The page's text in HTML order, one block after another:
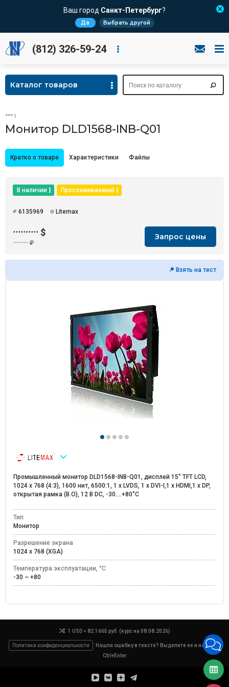
Ваш город Санкт-Петербург?
Да Выбрать другой
(812) 326-59-24
Каталог товаров
Монитор DLD1568-INB-Q01
Кратко о товаре Характеристики Файлы
В наличии Прослеживаемый
6135969 Litemax
·········· $
·········· ₽
Запрос цены
Взять на тест
Промышленный монитор DLD1568-INB-Q01, дисплей 15" TFT LCD,
1024 х 768 (4:3), 1600 нит, 6500:1, 1 х LVDS, 1 х DVI-I,1 х HDMI,1 х DP,
открытая рамка (В.О), 12 В DC, -30....+80˚C
Тип
Монитор
Разрешение экрана
1024 x 768 (XGA)
Температура эксплуатации, °C
-30 ~ +80
1 USD = 82.1665 руб. (курс на 08.08.2026)
Политика конфиденциальности
Нашли ошибку в тексте? Выделите ее и нажмите
Ctrl+Enter